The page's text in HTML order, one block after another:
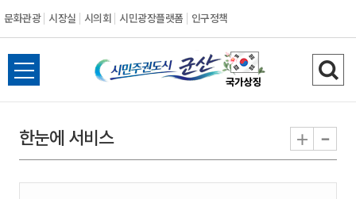
문화관광 시장실 시의회 시민광장플랫폼 인구정책
시
민
권
전
체
뉴
열
검
색
기
한눈에 서비스 + -